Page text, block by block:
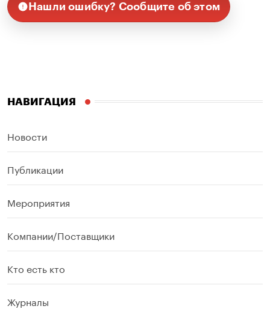
Нашли ошибку? Сообщите об этом
НАВИГАЦИЯ
Новости
Публикации
Мероприятия
Компании/Поставщики
Кто есть кто
Журналы